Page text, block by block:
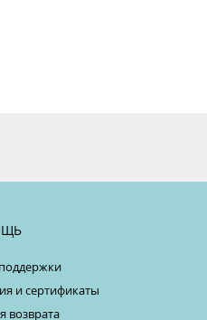
и сертификаты
возврата